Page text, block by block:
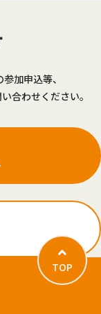
加申込等、
合わせください。
TOP